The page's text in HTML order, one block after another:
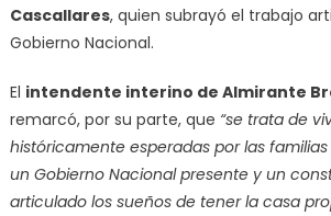
Cascallares, quien subrayó el trabajo
Gobierno Nacional.
El intendente interino de Almirante
remarcó, por su parte, que “se trata de
históricamente esperadas por las
un Gobierno Nacional presente y un
articulado los sueños de tener la casa